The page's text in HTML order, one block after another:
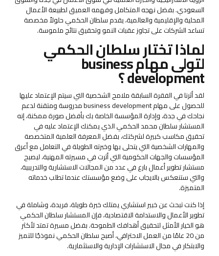
السعودي. بفضل نهجه المتكامل وفهمه العميق لطبيعة الأعمال
المحلية والإقليمية والعالمية، يقدم سلطان الحكمي حلولاً مخصصة
تساعد الشركات على تجاوز عقبات النمو وتحقيق نتائج ملموسة.
لماذا تختار سلطان الحكمي
لتولى مهام business
development ؟
لقد أثرنا في الفقرة السابقة ملامح الشخصية التي سيتم الإعتماد عليها
للحصول على مهام business development مدروسة ومتقنة لدعم
نجاحك في جدة، وإدارة المؤسسة الخاصة بك بأفضل صورة ممكنة، إنه
المستشار سلطان محمد الحكمي الذي يمكنك الإعتماد عليه في
تحقيق مكاسب كبيرة لشركتك، بفضل المعرفة العلمية المتخصصة
والمهارات الشخصية التي يتحلى بها وخبرته الطويلة في التعامل مع أعرق
المؤسسات والجهات الحكومية التي أثرت في مسيرته المهنية، ليصبح
مستشار تطوير أعمال بارع في عدد من المجالات الاستشارية والتدريبية،
والتي ستنعكس بالايجاب على وضع مؤسستك عندما تطلب خدماته
المتميزة.
إذا كنت تبحث عن خبير استشاري يمتلك خبرة طويلة، فريدة، وشاملة في
تطوير الأعمال والاستدامة الاقتصادية، فإن المستشار سلطان الحكمي
هو الخيار الأمثل لتحقيق أهدافك الطموحة. بفضل مسيرة تمتد لأكثر
من 20 عامًا من العمل الاحترافي، أصبح سلطان الحكمي نموذجًا للتميز
والابتكار في مجال الاستشارات الإدارية والاستثمارية.